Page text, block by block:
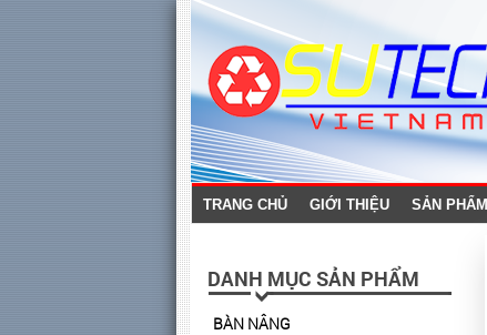
TRANG CHỦ GIỚI THIỆU SẢN PHẨM
DANH MỤC SẢN PHẨM
BÀN NÂNG